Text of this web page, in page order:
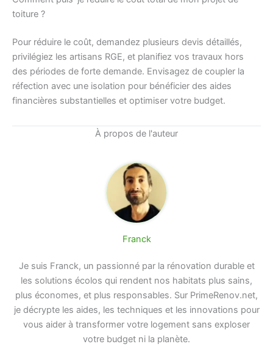
toiture ?
Pour réduire le coût, demandez plusieurs devis détaillés,
privilégiez les artisans RGE, et planifiez vos travaux hors
des périodes de forte demande. Envisagez de coupler la
réfection avec une isolation pour bénéficier des aides
financières substantielles et optimiser votre budget.
À propos de l'auteur
Franck
Je suis Franck, un passionné par la rénovation durable et
les solutions écolos qui rendent nos habitats plus sains,
plus économes, et plus responsables. Sur PrimeRenov.net,
je décrypte les aides, les techniques et les innovations pour
vous aider à transformer votre logement sans exploser
votre budget ni la planète.